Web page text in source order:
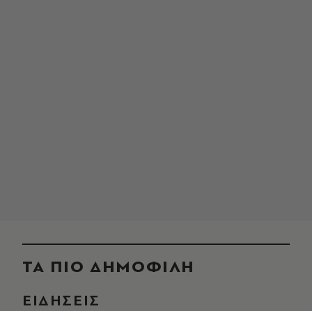
ΤΑ ΠΙΟ ΔΗΜΟΦΙΛΗ
ΕΙΔΗΣΕΙΣ